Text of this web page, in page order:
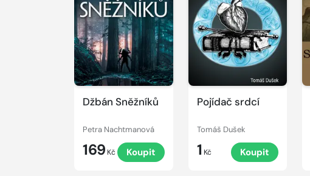
Džbán Sněžníků
Petra Nachtmanová
169 Kč Koupit
Pojídač srdcí
Tomáš Dušek
1 Kč Koupit